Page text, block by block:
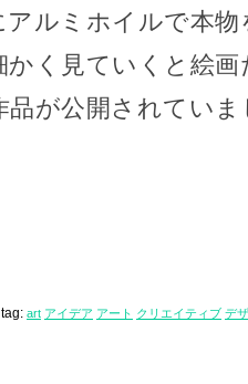
ルミホイルで本
かく見ていくと絵
が公開されてい
tag: art アイデア アート クリエイティブ デ